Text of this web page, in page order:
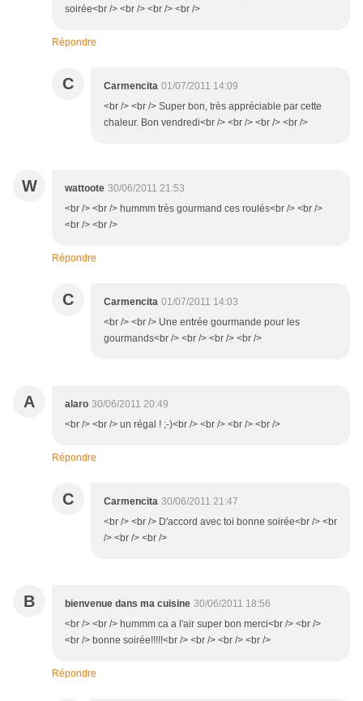
soirée<br /> <br /> <br /> <br />
Répondre
C Carmencita 01/07/2011 14:09
<br /> <br /> Super bon, très appréciable par cette
chaleur. Bon vendredi<br /> <br /> <br /> <br />
W wattoote 30/06/2011 21:53
<br /> <br /> hummm très gourmand ces roulés<br /> <br />
<br /> <br />
Répondre
C Carmencita 01/07/2011 14:03
<br /> <br /> Une entrée gourmande pour les
gourmands<br /> <br /> <br /> <br />
A alaro 30/06/2011 20:49
<br /> <br /> un régal ! ;-)<br /> <br /> <br /> <br />
Répondre
C Carmencita 30/06/2011 21:47
<br /> <br /> D'accord avec toi bonne soirée<br /> <br
/> <br /> <br />
B bienvenue dans ma cuisine 30/06/2011 18:56
<br /> <br /> hummm ca a l'air super bon merci<br /> <br />
<br /> bonne soirée!!!!!<br /> <br /> <br /> <br />
Répondre